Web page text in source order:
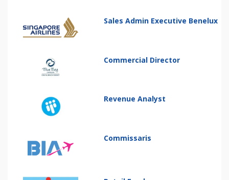
Sales Admin Executive Benelux
Commercial Director
Revenue Analyst
Commissaris